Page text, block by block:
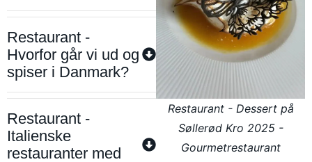
Restaurant -
Hvorfor går vi ud og
spiser i Danmark?
Restaurant -
Italienske
restauranter med
Restaurant - Dessert på
Søllerød Kro 2025 -
Gourmetrestaurant